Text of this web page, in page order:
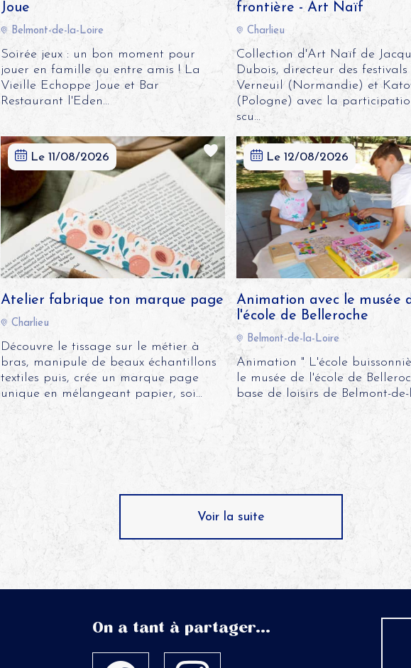
Joue
Belmont-de-la-Loire
Soirée jeux : un bon moment pour
jouer en famille ou entre amis ! La
Vieille Echoppe Joue et Bar
Restaurant l'Eden...
frontière - Art Naïf
Charlieu
Collection d'Art Naïf de
Dubois, directeur des festivals
Verneuil (Normandie) et
(Pologne) avec la
scu...
Atelier fabrique ton marque page
Le 11/08/2026
Charlieu
Découvre le tissage sur le métier à
bras, manipule de beaux échantillons
textiles puis, crée un marque page
unique en mélangeant papier, soi...
Animation avec le musée
l'école de Belleroche
Le 12/08/2026
Belmont-de-la-Loire
Animation " L'école
le musée de l'école de
base de loisirs de Belmont-de-
Voir la suite
On a tant à partager...